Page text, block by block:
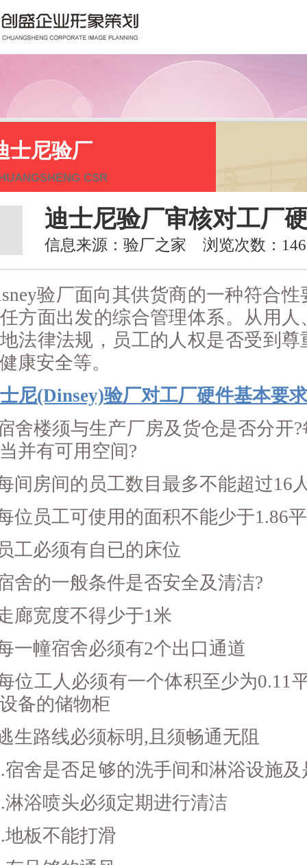
士尼验厂
CSR
迪士尼验厂审核对工厂
信息来源：验厂之家 浏览次数：
验厂面向其供货商的一种符合性
方面出发的综合管理体系。从用
法律法规，员工的人权是否受到
康安全等。
尼(Dinsey)验厂对工厂硬件基本要
楼须与生产厂房及货仓是否分开?
并有可用空间?
房间的员工数目最多不能超过16
员工可使用的面积不能少于1.86
必须有自已的床位
的一般条件是否安全及清洁?
宽度不得少于1米
幢宿舍必须有2个出口通道
工人必须有一个体积至少为0.11
备的储物柜
路线必须标明,且须畅通无阻
舍是否足够的洗手间和淋浴设施及
浴喷头必须定期进行清洁
板不能打滑